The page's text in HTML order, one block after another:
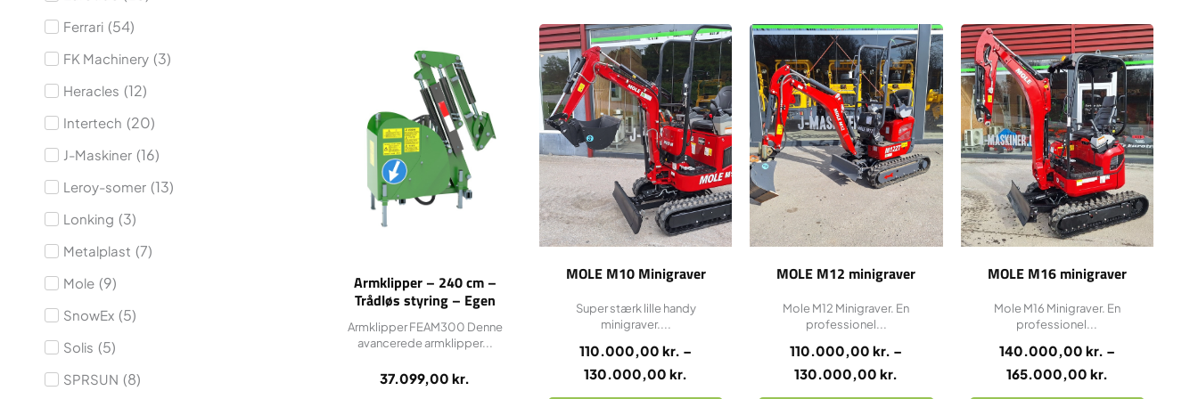
Ferrari (54)
FK Machinery (3)
Heracles (12)
Intertech (20)
J-Maskiner (16)
Leroy-somer (13)
Lonking (3)
Metalplast (7)
Mole (9)
SnowEx (5)
Solis (5)
SPRSUN (8)
Armklipper – 240 cm –
Trådløs styring – Egen
hydraulik – excl. redskab.
37.099,00kr.
Armklipper FEAM300 Denne
avancerede armklipper...
MOLE M10 Minigraver
110.000,00kr. –
130.000,00kr.
Prisinterval:
110.000,00 kr.
til
130.000,00 kr.
Super stærk lille handy
minigraver....
Dette
vare
har
flere
varianter.
Mulighederne
kan
vælges
på
varesiden
MOLE M12 minigraver
110.000,00kr. –
130.000,00kr.
Prisinterval:
110.000,00 kr.
til
130.000,00 kr.
Mole M12 Minigraver. En
professionel...
Dette
vare
har
flere
varianter.
Mulighederne
kan
vælges
på
varesiden
MOLE M16 minigraver
140.000,00 kr. –
165.000,00 kr.
Prisinterval:
140.000,00
til
165.000,00
Mole M16 Minigraver. En
professionel...
Dette
vare
har
flere
varianter.
Mulighederne
kan
vælges
på
varesiden